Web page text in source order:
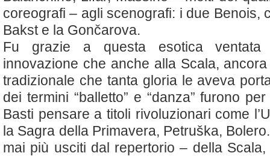
coreografi – agli scenografi: i due Benois,
Bakst e la Gončarova.
Fu grazie a questa esotica
innovazione che anche alla Scala,
tradizionale che tanta gloria le aveva
dei termini “balletto” e “danza” furono
Basti pensare a titoli rivoluzionari come
la Sagra della Primavera, Petruška,
mai più usciti dal repertorio – della